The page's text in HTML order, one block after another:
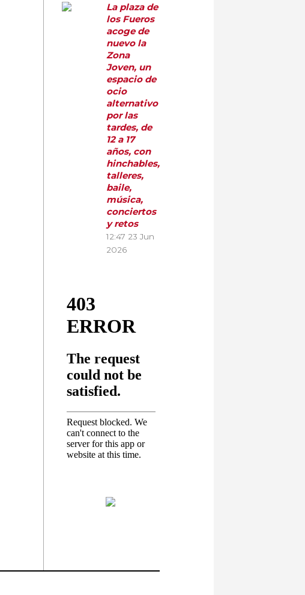
La plaza de
los Fueros
acoge de
nuevo la
Zona
Joven, un
espacio de
ocio
alternativo
por las
tardes, de
12 a 17
años, con
hinchables,
talleres,
baile,
música,
conciertos
y retos
12:47 23 Jun
2026